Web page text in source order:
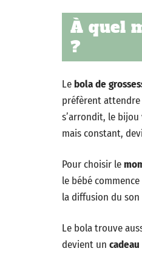
À quel
?
Le bola de
préfèrent attendre
s’arrondit, le
mais constant,
Pour choisir le
le bébé
la diffusion du
Le bola trouve
devient un